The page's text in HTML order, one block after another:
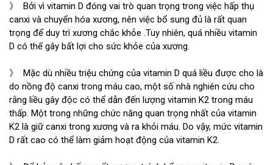
》 Bởi vì vitamin D đóng vai trò quan trọng trong việc hấp thụ
canxi và chuyển hóa xương, nên việc bổ sung đủ là rất quan
trọng để duy trì xương chắc khỏe .Tuy nhiên, quá nhiều vitamin
D có thể gây bất lợi cho sức khỏe của xương.
》 Mặc dù nhiều triệu chứng của vitamin D quá liều được cho là
do nồng độ canxi trong máu cao, một số nhà nghiên cứu cho
rằng liều gây độc có thể dẫn đến lượng vitamin K2 trong máu
thấp. Một trong những chức năng quan trọng nhất của vitamin
K2 là giữ canxi trong xương và ra khỏi máu. Do vậy, mức vitamin
D rất cao có thể làm giảm hoạt động của vitamin K2.